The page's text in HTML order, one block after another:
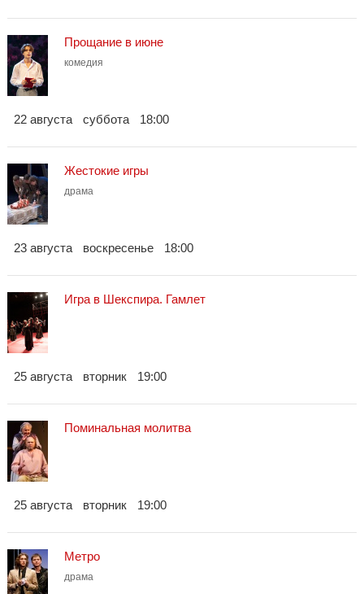
Прощание в июне
комедия
22 августа суббота 18:00
Жестокие игры
драма
23 августа воскресенье 18:00
Игра в Шекспира. Гамлет
25 августа вторник 19:00
Поминальная молитва
25 августа вторник 19:00
Метро
драма